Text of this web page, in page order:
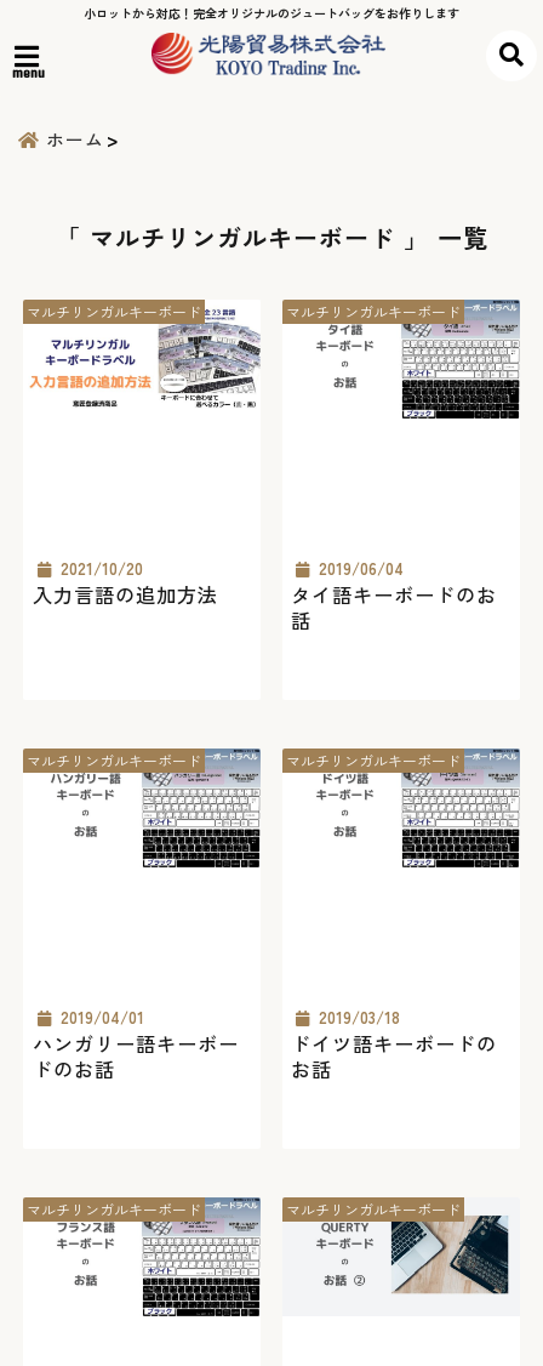
小ロットから対応！完全オリジナルのジュートバッグをお作りします
menu
ホーム
「 マルチリンガルキーボード 」 一覧
マルチリンガルキーボード
2021/10/20
入力言語の追加方法
マルチリンガルキーボード
2019/06/04
タイ語キーボードのお
話
マルチリンガルキーボード
2019/04/01
ハンガリー語キーボー
ドのお話
マルチリンガルキーボード
2019/03/18
ドイツ語キーボードの
お話
マルチリンガルキーボード マルチリンガルキーボード